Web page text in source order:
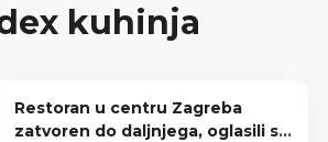
kuhinja
Restoran u centru Zagreba
zatvoren do daljnjega, oglasili se